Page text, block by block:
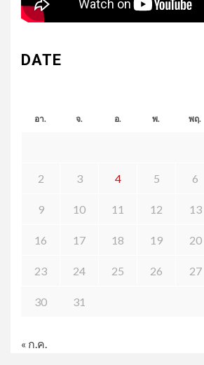
DATE
อา. จ. อ. พ. พฤ.
2 3 4 5 6
9 10 11 12 13
16 17 18 19 20
23 24 25 26 27
30 31
« ก.ค.